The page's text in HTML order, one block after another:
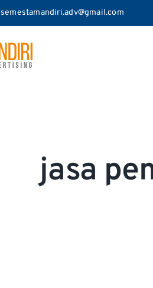
semestamandiri.adv@gmail.com
jasa